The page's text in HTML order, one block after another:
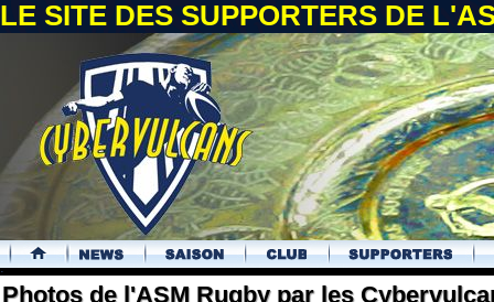
LE SITE DES SUPPORTERS DE
.
Photos de l'ASM Rugby par les